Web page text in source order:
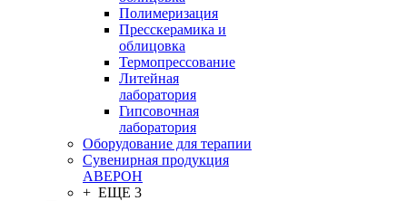
Полимеризация
Пресскерамика и
облицовка
Термопрессование
Литейная
лаборатория
Гипсовочная
лаборатория
Оборудование для терапии
Сувенирная продукция
АВЕРОН
+ ЕЩЕ 3